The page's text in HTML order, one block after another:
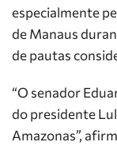
especialmente
de Manaus
de pautas
“O senador
do presidente
Amazonas”,